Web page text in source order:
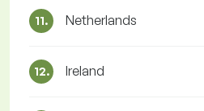
11. Netherlands
12. Ireland